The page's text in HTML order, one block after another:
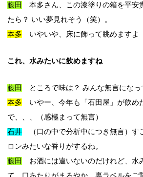
藤田
本多さん、この漆塗りの箱を平安
たら？ いい夢見れそう（笑）。
本多 いやいや、床に飾って眺めますよ
これ、水みたいに飲めますね
藤田
ところで味は？ みんな無言になっ
本多 いやー、今年も「石田屋」が飲め
で、、、（感極まって無言）
石井 （口の中で分析中につき無言）す
ロンみたいな香りがするね。
藤田
お酒には違いないのだけれど、水
て、口あたりがまろやか。裏ラベルをご